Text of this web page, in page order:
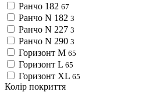
Ранчо 182 67
Ранчо N 182 3
Ранчо N 227 3
Ранчо N 290 3
Горизонт M 65
Горизонт L 65
Горизонт XL 65
Колір покриття